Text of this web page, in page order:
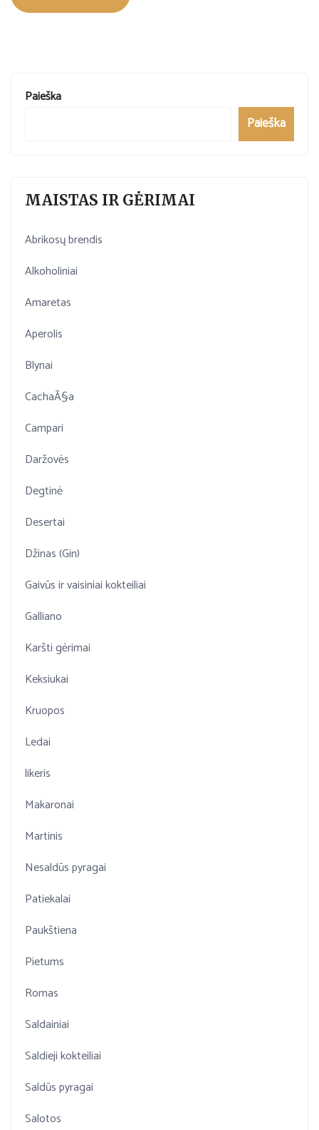
Paieška
Paieška
MAISTAS IR GĖRIMAI
Abrikosų brendis
Alkoholiniai
Amaretas
Aperolis
Blynai
CachaÃ§a
Campari
Daržovės
Degtinė
Desertai
Džinas (Gin)
Gaivūs ir vaisiniai kokteiliai
Galliano
Karšti gėrimai
Keksiukai
Kruopos
Ledai
likeris
Makaronai
Martinis
Nesaldūs pyragai
Patiekalai
Paukštiena
Pietums
Romas
Saldainiai
Saldieji kokteiliai
Saldūs pyragai
Salotos